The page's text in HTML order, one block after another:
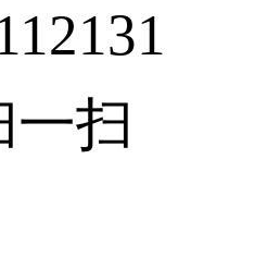
一扫